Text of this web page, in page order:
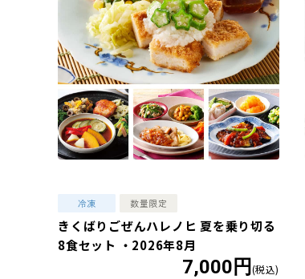
きくばりごぜんハレノヒ 夏を乗り切る
8食セット ・2026年8月
7,000円 (税込)